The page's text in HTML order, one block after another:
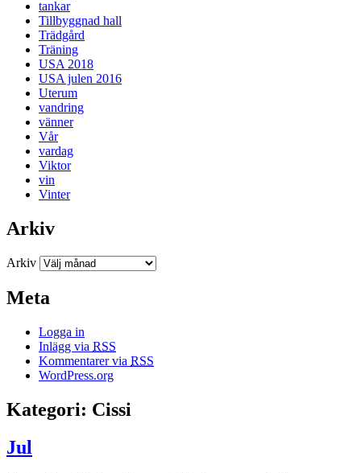
tankar
Tillbyggnad hall
Trädgård
Träning
USA 2018
USA julen 2016
Uterum
vandring
vänner
Vår
vardag
Viktor
vin
Vinter
Arkiv
Arkiv
Meta
Logga in
Inlägg via RSS
Kommentarer via RSS
WordPress.org
Kategori: Cissi
Jul